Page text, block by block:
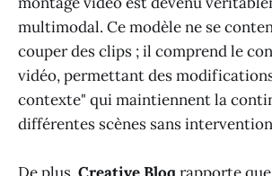
multimodal. Ce modèle ne se
couper des clips ; il comprend le
vidéo, permettant des
contexte" qui maintiennent la
différentes scènes sans